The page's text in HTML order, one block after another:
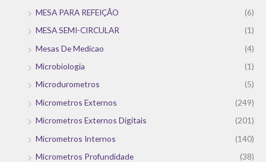
MESA PARA REFEIÇÃO
(6)
MESA SEMI-CIRCULAR
(1)
Mesas De Medicao
(4)
Microbiologia
(1)
Microdurometros
(5)
Micrometros Externos
(249)
Micrometros Externos Digitais
(201)
Micrometros Internos
(140)
Micrometros Profundidade
(38)